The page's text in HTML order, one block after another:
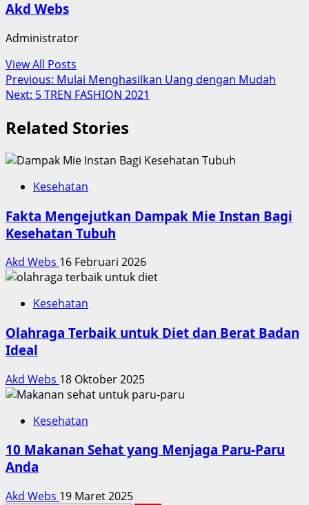
Akd Webs
Administrator
View All Posts
Post
navigation
Previous: Mulai Menghasilkan Uang dengan Mudah
Next: 5 TREN FASHION 2021
Related Stories
Kesehatan
Fakta Mengejutkan Dampak Mie Instan Bagi
Kesehatan Tubuh
Akd Webs 16 Februari 2026
Kesehatan
Olahraga Terbaik untuk Diet dan Berat Badan
Ideal
Akd Webs 18 Oktober 2025
Kesehatan
10 Makanan Sehat yang Menjaga Paru-Paru
Anda
Akd Webs 19 Maret 2025